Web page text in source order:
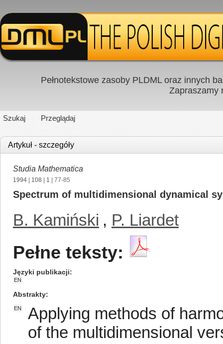
Pełnotekstowe zasoby PLDML oraz innych
Zapraszamy
Szukaj Przeglądaj
Artykuł - szczegóły
Studia Mathematica
1994 108 1 | 77-85
Spectrum of multidimensional dynamical
B. Kamiński , P. Liardet
Pełne teksty:
Języki publikacji
EN
Abstrakty
EN
Applying methods of
of the multidimensional